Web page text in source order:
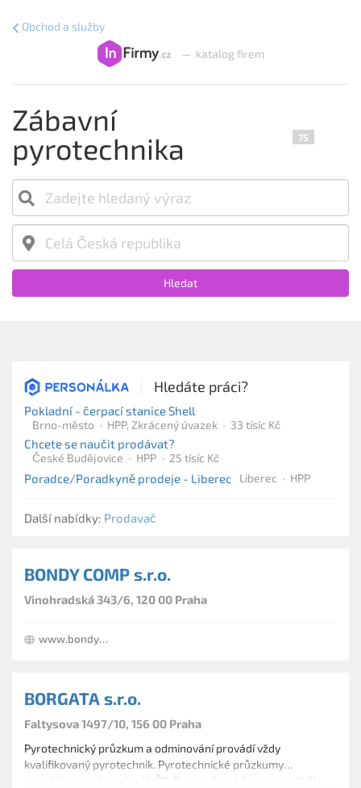
— katalog firem
Obchod a služby
Zábavní
pyrotechnika
75
Hledat
Hledáte práci?
Pokladní - čerpací stanice Shell
Brno-město HPP, Zkrácený úvazek 33 tísíc Kč
Chcete se naučit prodávat?
České Budějovice HPP 25 tísíc Kč
Poradce/Poradkyně prodeje - Liberec Liberec HPP
Další nabídky: Prodavač
BONDY COMP s.r.o.
Vinohradská 343/6, 120 00 Praha
www.bondycomp.cz
BORGATA s.r.o.
Faltysova 1497/10, 156 00 Praha
Pyrotechnický průzkum a odminování provádí vždy
kvalifikovaný pyrotechnik. Pyrotechnické průzkumy
provádíme na území celé ČR. Pyrotechnická asanace VVP i